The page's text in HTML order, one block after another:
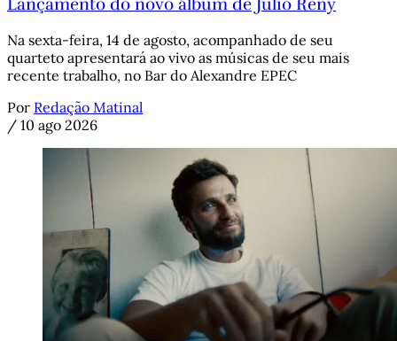
Na sexta-feira, 14 de agosto, acompanhado de seu
quarteto apresentará ao vivo as músicas de seu mais
recente trabalho, no Bar do Alexandre EPEC
Por Redação Matinal
/ 10 ago 2026